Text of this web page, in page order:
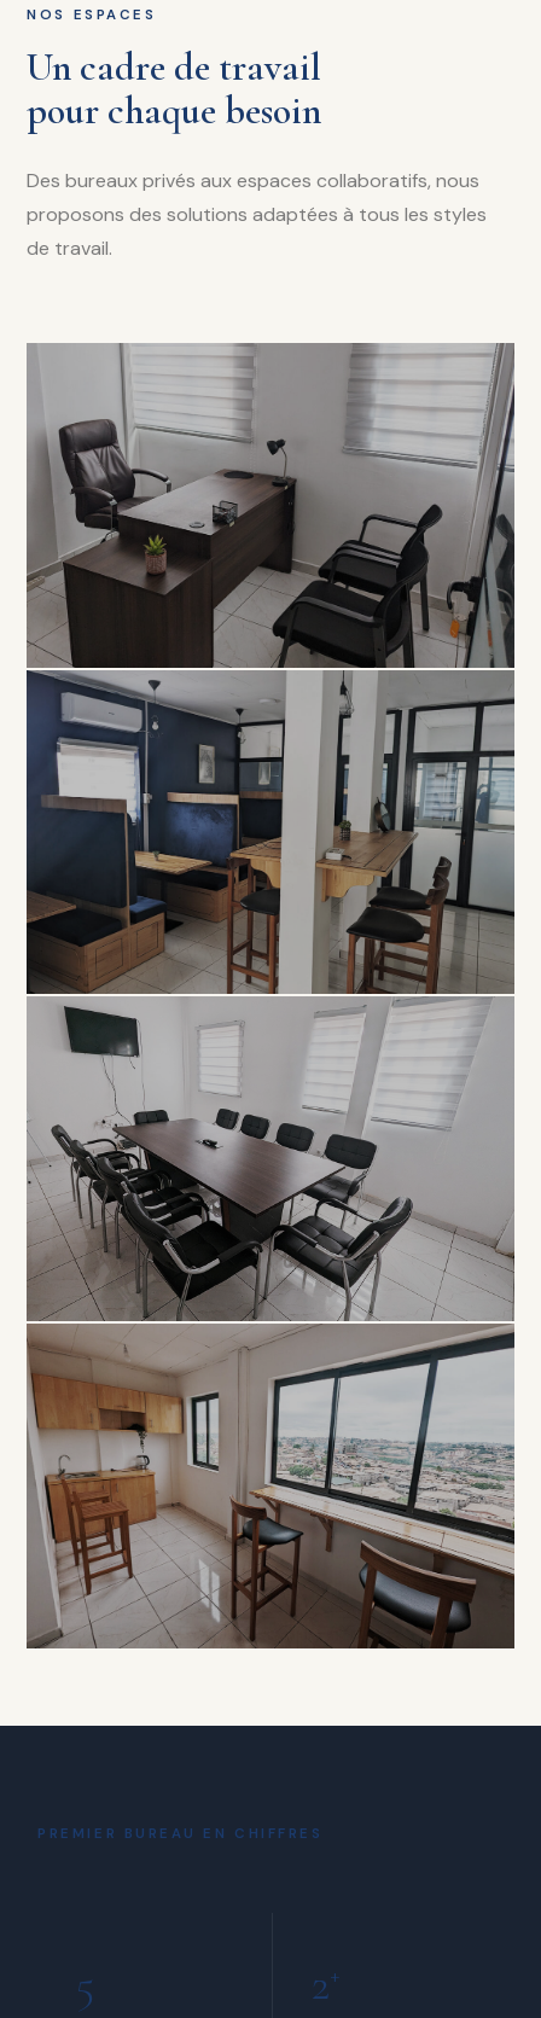
NOS ESPACES
Un cadre de travail
pour chaque besoin
Des bureaux privés aux espaces collaboratifs, nous
proposons des solutions adaptées à tous les styles
de travail.
EXCLUSIVITÉ
Bureau
Privé
À PARTIR DE 80 000 FCFA / MOIS
COLLABORATIF
Open
Space
À PARTIR DE 5 000 FCFA / JOUR
PROFESSIONNEL
Salle de
Réunion
À PARTIR DE 15 000 FCFA / HEURE
Coin Café
INCLUS POUR TOUS LES MEMBRES
PREMIER BUREAU EN CHIFFRES
5 2+